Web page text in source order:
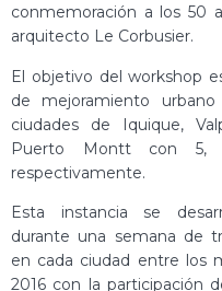
conmemoración a los 50
arquitecto Le Corbusier.
El objetivo del workshop
de mejoramiento
ciudades de Iquique,
Puerto Montt con 5,
respectivamente.
Esta instancia se
durante una semana de
en cada ciudad entre los
2016 con la participación